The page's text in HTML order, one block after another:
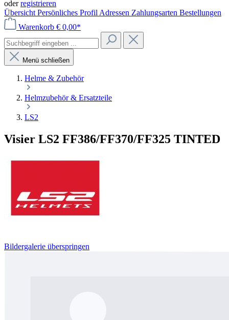
oderregistrieren
Übersicht Persönliches Profil Adressen Zahlungsarten Bestellungen
Warenkorb € 0,00*
Menü schließen
Helme & Zubehör
Helmzubehör & Ersatzteile
LS2
Visier LS2 FF386/FF370/FF325 TINTED
Bildergalerie überspringen